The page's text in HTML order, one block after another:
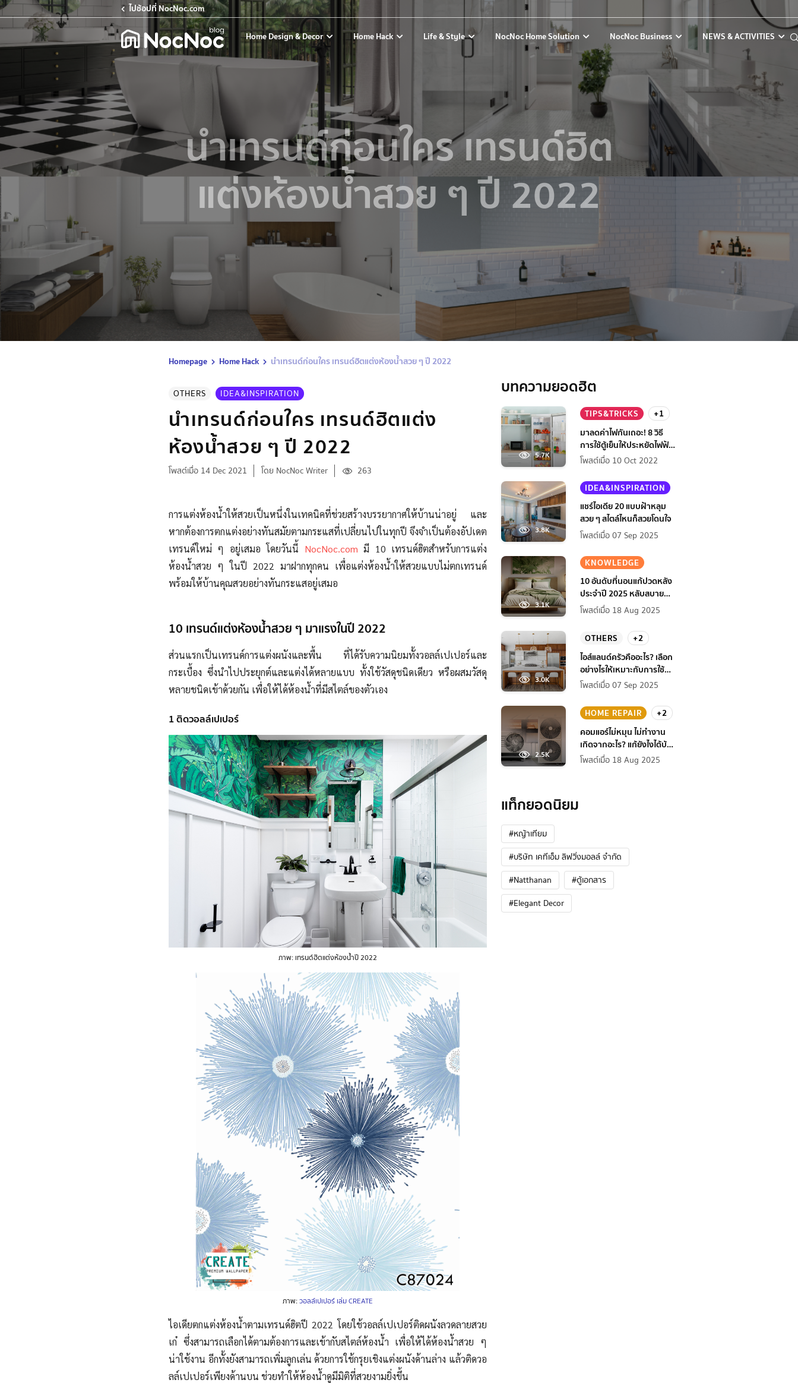
ไปช้อปที่ NocNoc.com
Home Design & Decor Home Hack Life & Style NocNoc Home Solution NocNoc Business NEWS & ACTIVITIES
นำเทรนด์ก่อนใคร เทรนด์ฮิต
แต่งห้องน้ำสวย ๆ ปี 2022
Homepage Home Hack นำเทรนด์ก่อนใคร เทรนด์ฮิตแต่งห้องน้ำสวย ๆ ปี 2022
OTHERS IDEA&INSPIRATION
นำเทรนด์ก่อนใคร เทรนด์ฮิตแต่ง
ห้องน้ำสวย ๆ ปี 2022
โพสต์เมื่อ 14 Dec 2021 โดย NocNoc Writer 263
การแต่งห้องน้ำให้สวยเป็นหนึ่งในเทคนิคที่ช่วยสร้างบรรยากาศให้บ้านน่าอยู่ และ
หากต้องการตกแต่งอย่างทันสมัยตามกระแสที่เปลี่ยนไปในทุกปี จึงจำเป็นต้องอัปเดต
เทรนด์ใหม่ ๆ อยู่เสมอ โดยวันนี้ NocNoc.com มี 10 เทรนด์ฮิตสำหรับการแต่ง
ห้องน้ำสวย ๆ ในปี 2022 มาฝากทุกคน เพื่อแต่งห้องน้ำให้สวยแบบไม่ตกเทรนด์
พร้อมให้บ้านคุณสวยอย่างทันกระแสอยู่เสมอ
10 เทรนด์แต่งห้องน้ำสวย ๆ มาแรงในปี 2022
ส่วนแรกเป็นเทรนด์การแต่งผนังและพื้น ที่ได้รับความนิยมทั้งวอลล์เปเปอร์และ
กระเบื้อง ซึ่งนำไปประยุกต์และแต่งได้หลายแบบ ทั้งใช้วัสดุชนิดเดียว หรือผสมวัสดุ
หลายชนิดเข้าด้วยกัน เพื่อให้ได้ห้องน้ำที่มีสไตล์ของตัวเอง
1 ติดวอลล์เปเปอร์
ภาพ: เทรนด์ฮิตแต่งห้องน้ำปี 2022
ภาพ:วอลล์เปเปอร์ เล่ม CREATE
ไอเดียตกแต่งห้องน้ำตามเทรนด์ฮิตปี 2022 โดยใช้วอลล์เปเปอร์ติดผนังลวดลายสวย
เก๋ ซึ่งสามารถเลือกได้ตามต้องการและเข้ากับสไตล์ห้องน้ำ เพื่อให้ได้ห้องน้ำสวย ๆ
น่าใช้งาน อีกทั้งยังสามารถเพิ่มลูกเล่น ด้วยการใช้กรุยเชิงแต่งผนังด้านล่าง แล้วติดวอ
ลล์เปเปอร์เพียงด้านบน ช่วยทำให้ห้องน้ำดูมีมิติที่สวยงามยิ่งขึ้น
บทความยอดฮิต
5.7K
TIPS&TRICKS
+1
มาลดค่าไฟกันเถอะ! 8 วิธี
การใช้ตู้เย็นให้ประหยัดไฟฟ้า
กว่าเดิม
โพสต์เมื่อ 10 Oct 2022
3.8K
IDEA&INSPIRATION
แชร์ไอเดีย 20 แบบฝ้าหลุม
สวย ๆ สไตล์ไหนก็สวยโดนใจ
โพสต์เมื่อ 07 Sep 2025
3.1K
KNOWLEDGE
10 อันดับที่นอนแก้ปวดหลัง
ประจำปี 2025 หลับสบาย
สุขภาพดียิ่งกว่าเดิม
โพสต์เมื่อ 18 Aug 2025
3.0K
OTHERS
+2
ไอส์แลนด์ครัวคืออะไร? เลือก
อย่างไรให้เหมาะกับการใช้
งานที่บ้าน
โพสต์เมื่อ 07 Sep 2025
2.5K
HOME REPAIR
+2
คอมแอร์ไม่หมุน ไม่ทํางาน
เกิดจากอะไร? แก้ยังไงได้บ้าง
ก่อนแอร์พัง!
โพสต์เมื่อ 18 Aug 2025
แท็กยอดนิยม
#หญ้าเทียม
#บริษัท เคทีเอ็ม ลิฟวิ่งมอลล์ จำกัด
#Natthanan
#ตู้เอกสาร
#Elegant Decor